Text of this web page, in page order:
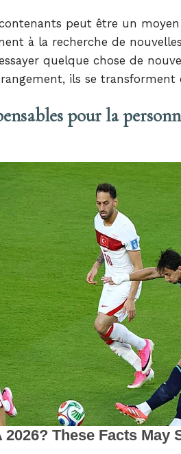
peut être un
à la recherche de
quelque chose de
ils se transforment
pour la